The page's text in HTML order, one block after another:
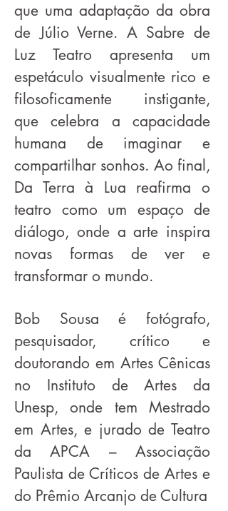
que uma adaptação da obra
de Júlio Verne. A Sabre de
Luz Teatro apresenta um
espetáculo visualmente rico e
filosoficamente instigante,
que celebra a capacidade
humana de imaginar e
compartilhar sonhos. Ao final,
Da Terra à Lua reafirma o
teatro como um espaço de
diálogo, onde a arte inspira
novas formas de ver e
transformar o mundo.
Bob Sousa é fotógrafo,
pesquisador, crítico e
doutorando em Artes Cênicas
no Instituto de Artes da
Unesp, onde tem Mestrado
em Artes, e jurado de Teatro
da APCA – Associação
Paulista de Críticos de Artes e
do Prêmio Arcanjo de Cultura